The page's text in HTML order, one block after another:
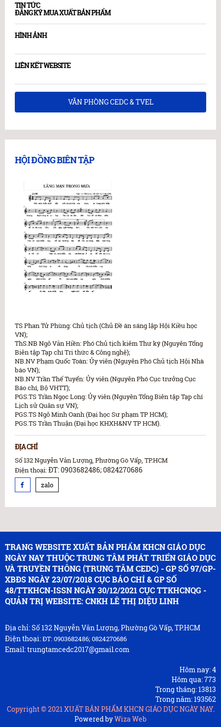
TIN TỨC
ĐĂNG KÝ MUA XUẤT BẢN PHẨM
HÌNH ẢNH
LIÊN KẾT WEBSITE
VĂN PHÒNG CEDC & TVEL
HỘI ĐỒNG BIÊN TẬP
TS Phan Tử Phùng: Chủ tịch (Chủ Đề án sáng lập Hội Kiều học
VN);
ThS.NB Ngô Văn Hiền: Phó Chủ tịch kiêm Thư ký (Nguyên Tổng
Biên tập Tạp chí Tri thức & Công nghệ);
NB.NV Phạm Quốc Toàn: Ủy viên (Nguyên Phó Chủ tịch Hội Nhà
báo VN);
NB.NV Trần Thế Tuyển: Ủy viên (Nguyên Phó Cục trưởng Cục
Báo chí, Bộ VHTT);
PGS.TS Trần Ngọc Long: Ủy viên (Nguyên Tổng Biên tập Tạp chí
Lịch sử Quân sự VN);
PGS.TS Ngô Minh Oanh (Đại học Sư phạm TP HCM);
PGS.TS Trần Thuận (Đại học KHXH&NV TP HCM).
ĐỊA CHỈ
Số 132 Nguyễn Văn Lượng, Phường Gò Vấp, TP.HCM
Điện thoại:ĐT: 0903682486; 0824270686
zalo
TRANG WEBSITE XUẤT BẢN PHẨM KHCN GIÁO DỤC
NGÀY NAY THUỘC TRUNG TÂM PHÁT TRIỂN GIÁO DỤC
VÀ TRUYỀN THÔNG (TRUNG TÂM CEDC) - GP SỐ 97/GP-
XBĐS NGÀY 23/07/2018 CỤC BÁO CHÍ & GP SỐ
48/TTKHCN-ISSN NGÀY 30/12/2021 CỤC TTKHCNQG -
QUẢN TRỊ WEBSITE: CNKH LÊ THỊ DIỆU LINH
Địa chỉ: Số 132 Nguyễn Văn Lượng, Phường Gò Vấp, TP.HCM
Điện thoại:ĐT: 0903682486; 0824270686
Email: trungtamcedc2017@gmail.com
Hôm nay:4
Hôm qua:773
Trong tháng:13813
Trong năm:193562
Copyright © 2021XUẤT BẢN PHẨM KHCN GIÁO DỤC NGÀY NAY.
Powered byWiza Web